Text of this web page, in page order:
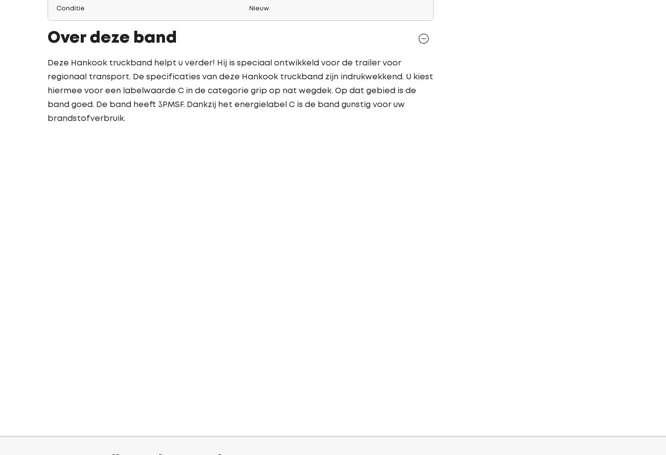
Conditie Nieuw
Over deze band
Deze Hankook truckband helpt u verder! Hij is speciaal ontwikkeld voor de trailer voor
regionaal transport. De specificaties van deze Hankook truckband zijn indrukwekkend. U kiest
hiermee voor een labelwaarde C in de categorie grip op nat wegdek. Op dat gebied is de
band goed. De band heeft 3PMSF. Dankzij het energielabel C is de band gunstig voor uw
brandstofverbruik.